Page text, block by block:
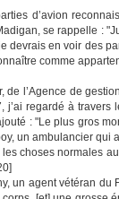
d’avion
se rappelle :
devrais en voir des
comme
de l’Agence de
j’ai regardé à
: "Le plus gros
un ambulancier qui
les choses normales
un agent vétéran du